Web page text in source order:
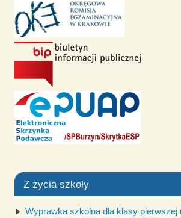
Z życia szkoły
Wyprawka szkolna dla klasy pierwszej